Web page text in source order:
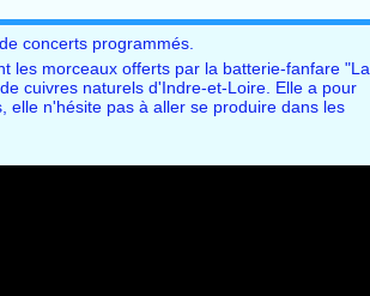
concerts programmés.
les morceaux offerts par la batterie-fanfare "La
cuivres naturels d'Indre-et-Loire. Elle a pour
elle n'hésite pas à aller se produire dans les